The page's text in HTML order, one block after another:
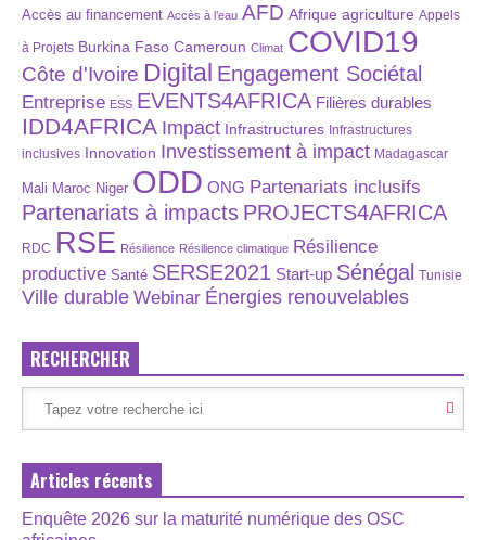
Accès au financement Accès à l’eau AFD Afrique agriculture Appels
à Projets Burkina Faso Cameroun Climat COVID19
Côte d'Ivoire Digital Engagement Sociétal
Entreprise ESS EVENTS4AFRICA Filières durables
IDD4AFRICA Impact Infrastructures Infrastructures
inclusives Innovation Investissement à impact Madagascar
Mali Maroc Niger ODD ONG Partenariats inclusifs
Partenariats à impacts PROJECTS4AFRICA
RDC RSE Résilience Résilience climatique Résilience
productive Santé SERSE2021 Start-up Sénégal Tunisie
Ville durable Webinar Énergies renouvelables
RECHERCHER
Articles récents
Enquête 2026 sur la maturité numérique des OSC